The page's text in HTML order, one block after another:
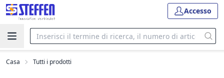
Accesso
Casa Tutti i prodotti